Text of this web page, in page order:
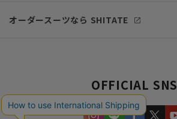
オーダースーツなら SHITATE
OFFICIAL SNS